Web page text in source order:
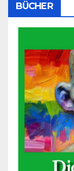
BÜCHER